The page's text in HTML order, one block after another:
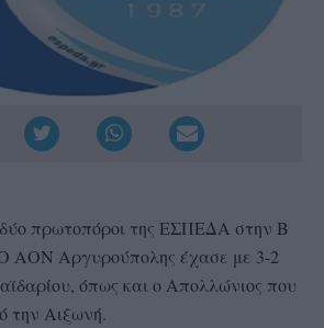
δύο πρωτοπόροι της ΕΣΠΕΔΑ στην Β
ΑΟΝ Αργυρούπολης έχασε με 3-2
όπως και ο Απολλώνιος που
την Αιξωνή.